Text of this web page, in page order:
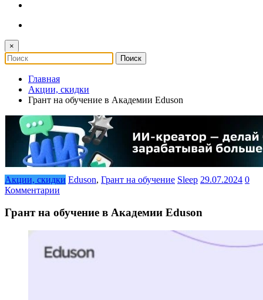
×
Главная
Акции, скидки
Грант на обучение в Академии Eduson
Акции, скидки Eduson, Грант на обучение Sleep 29.07.2024 0
Комментарии
Грант на обучение в Академии Eduson